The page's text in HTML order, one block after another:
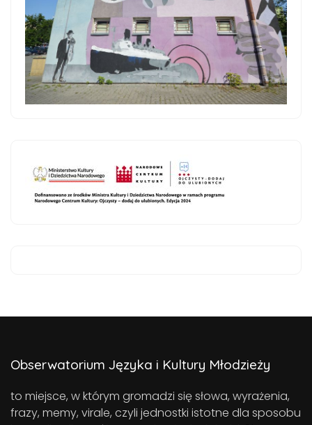
Obserwatorium Języka i Kultury Młodzieży
to miejsce, w którym gromadzi się słowa, wyrażenia,
frazy, memy, virale, czyli jednostki istotne dla sposobu